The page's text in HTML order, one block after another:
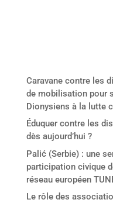
Caravane contre les
de mobilisation pour
Dionysiens à la lutte
Éduquer contre les
dès aujourd’hui ?
Palić (Serbie) : une
participation civique
réseau européen
Le rôle des